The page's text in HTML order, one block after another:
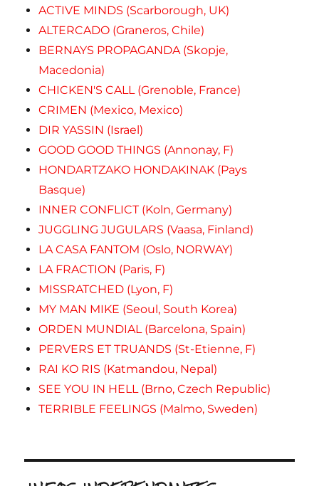
ACTIVE MINDS (Scarborough, UK)
ALTERCADO (Graneros, Chile)
BERNAYS PROPAGANDA (Skopje,
Macedonia)
CHICKEN'S CALL (Grenoble, France)
CRIMEN (Mexico, Mexico)
DIR YASSIN (Israel)
GOOD GOOD THINGS (Annonay, F)
HONDARTZAKO HONDAKINAK (Pays
Basque)
INNER CONFLICT (Koln, Germany)
JUGGLING JUGULARS (Vaasa, Finland)
LA CASA FANTOM (Oslo, NORWAY)
LA FRACTION (Paris, F)
MISSRATCHED (Lyon, F)
MY MAN MIKE (Seoul, South Korea)
ORDEN MUNDIAL (Barcelona, Spain)
PERVERS ET TRUANDS (St-Etienne, F)
RAI KO RIS (Katmandou, Nepal)
SEE YOU IN HELL (Brno, Czech Republic)
TERRIBLE FEELINGS (Malmo, Sweden)